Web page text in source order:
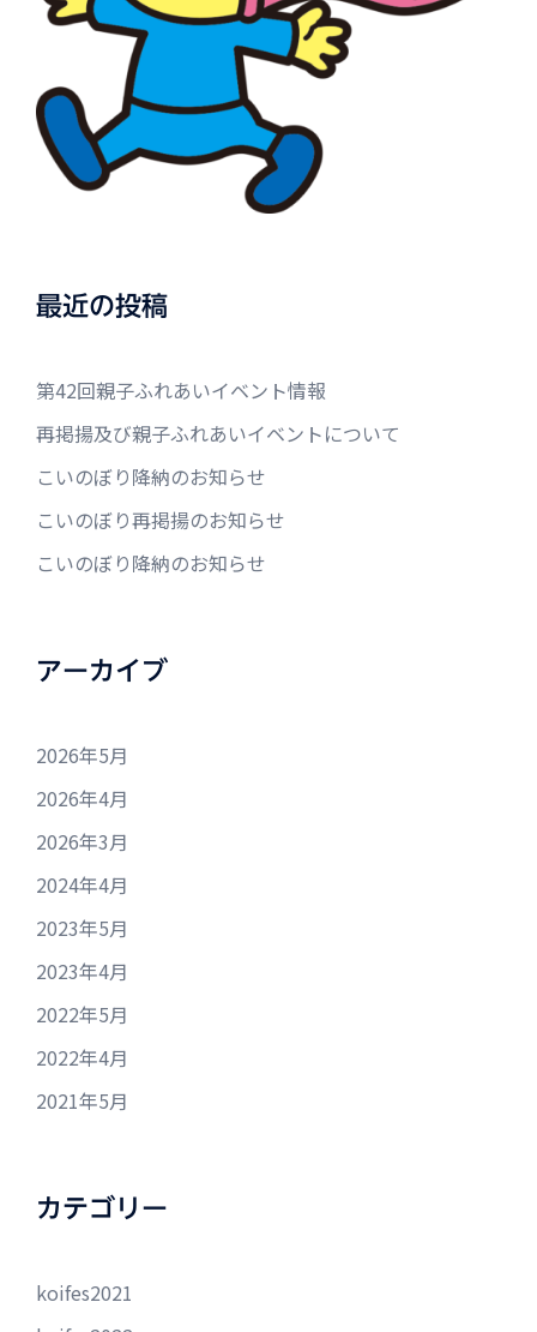
最近の投稿
第42回親子ふれあいイベント情報
再掲揚及び親子ふれあいイベントについて
こいのぼり降納のお知らせ
こいのぼり再掲揚のお知らせ
こいのぼり降納のお知らせ
アーカイブ
2026年5月
2026年4月
2026年3月
2024年4月
2023年5月
2023年4月
2022年5月
2022年4月
2021年5月
カテゴリー
koifes2021